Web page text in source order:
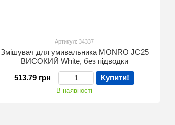
Артикул: 34337
Змішувач для умивальника MONRO JC25
ВИСОКИЙ White, без підводки
513.79 грн
Купити!
В наявності